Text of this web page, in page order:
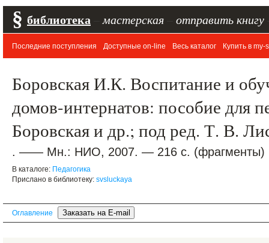
§ библиотека мастерская отправить книгу
Последние поступления Доступные on-line Весь каталог Купить в my-
Боровская И.К. Воспитание и
домов-интернатов: пособие для
Боровская и др.; под ред. Т. В.
. —— Мн.: НИО, 2007. — 216 с. (фрагменты)
В каталоге: Педагогика
Прислано в библиотеку: svsluckaya
Оглавление